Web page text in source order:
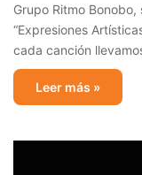
Grupo Ritmo
“Expresiones
cada canción
Leer más »